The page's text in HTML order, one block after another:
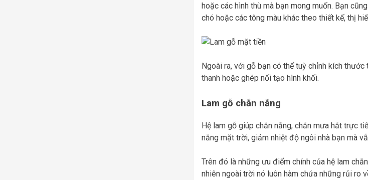
hoặc các hình thù mà bạn mong muốn. Bạn
chó hoặc các tông màu khác theo thiết kế, thị
Ngoài ra, với gỗ bạn có thể tuỳ chỉnh kích
thanh hoặc ghép nối tạo hình khối.
Lam gỗ chắn nắng
Hệ lam gỗ giúp chắn nắng, chắn mưa hắt trực
nắng mặt trời, giảm nhiệt độ ngôi nhà bạn mà
Trên đó là những ưu điểm chính của hệ lam
nhiên ngoài trời nó luôn hàm chứa những rủi ro